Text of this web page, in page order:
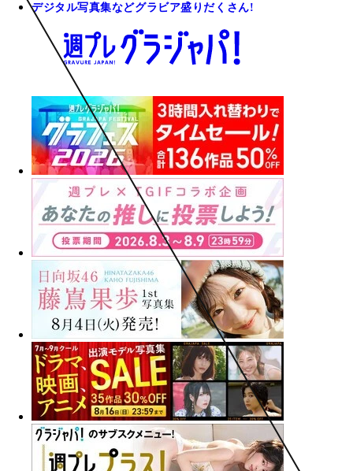
デジタル写真集などグラビア盛りだくさん!